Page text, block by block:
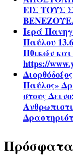
ΕΙΣ ΤΟΥΣ
Ιερά
Παύλου
Ηθικών
https://
Παύλος»
στους